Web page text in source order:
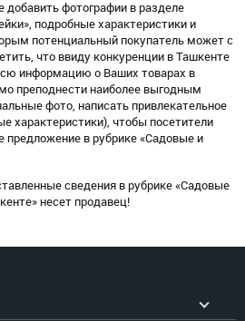
фотографии в разделе
подробные характеристики и
потенциальный покупатель может с
что ввиду конкуренции в Ташкенте
информацию о Ваших товарах в
преподнести наиболее выгодным
фото, написать привлекательное
характеристики), чтобы посетители
в рубрике «Садовые и
сведения в рубрике «Садовые
несет продавец!